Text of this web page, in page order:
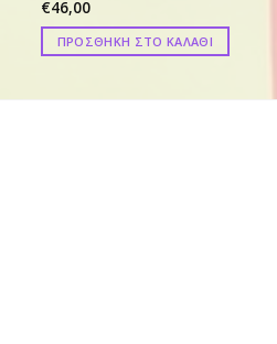
€46,00
ΠΡΟΣΘΗΚΗ ΣΤΟ ΚΑΛΑΘΙ